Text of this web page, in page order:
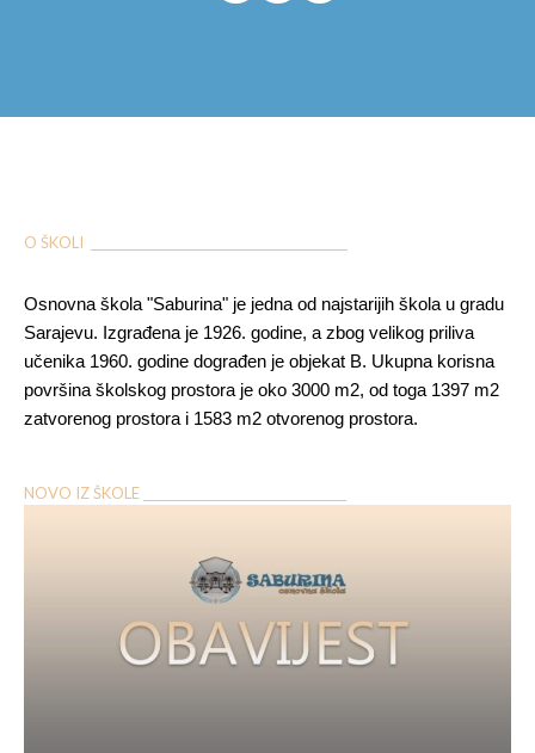
O ŠKOLI ___________________________________________
Osnovna škola "Saburina" je jedna od najstarijih škola u gradu
Sarajevu. Izgrađena je 1926. godine, a zbog velikog priliva
učenika 1960. godine dograđen je objekat B. Ukupna korisna
površina školskog prostora je oko 3000 m2, od toga 1397 m2
zatvorenog prostora i 1583 m2 otvorenog prostora.
NOVO IZ ŠKOLE __________________________________